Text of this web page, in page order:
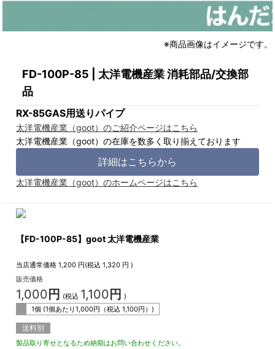
※商品画像はイメージです。
FD-100P-85 | 太洋電機産業 消耗部品/交換部
品
RX-85GAS用送りパイプ
太洋電機産業（goot）のご紹介ページはこちら
太洋電機産業（goot）の在庫を数多く取り揃えております
詳細はこちらから
太洋電機産業（goot）のホームページはこちら
【FD-100P-85】goot 太洋電機産業
当店通常価格 1,200 円(税込1,320 円 )
販売価格
1,000 円 (税込 1,100 円 )
1個 (1個あたり1,000円（税込1,100円）)
送料別
製品取り寄せとなるため納期はお問い合わせください。